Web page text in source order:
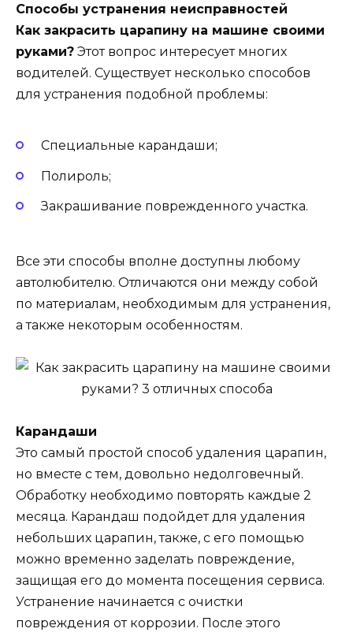
Способы устранения неисправностей
Как закрасить царапину на машине своими
руками? Этот вопрос интересует многих
водителей. Существует несколько способов
для устранения подобной проблемы:
Специальные карандаши;
Полироль;
Закрашивание поврежденного участка.
Все эти способы вполне доступны любому
автолюбителю. Отличаются они между собой
по материалам, необходимым для устранения,
а также некоторым особенностям.
Карандаши
Это самый простой способ удаления царапин,
но вместе с тем, довольно недолговечный.
Обработку необходимо повторять каждые 2
месяца. Карандаш подойдет для удаления
небольших царапин, также, с его помощью
можно временно заделать повреждение,
защищая его до момента посещения сервиса.
Устранение начинается с очистки
повреждения от коррозии. После этого